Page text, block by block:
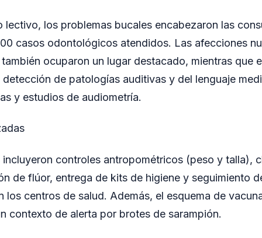
lectivo, los problemas bucales encabezaron las
casos odontológicos atendidos. Las afecciones
ocuparon un lugar destacado, mientras que
de patologías auditivas y del lenguaje
y estudios de audiometría.
controles antropométricos (peso y talla),
de flúor, entrega de kits de higiene y seguimiento
los centros de salud. Además, el esquema de
contexto de alerta por brotes de sarampión.